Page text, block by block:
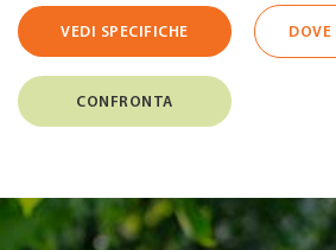
VEDI SPECIFICHE DOVE
CONFRONTA